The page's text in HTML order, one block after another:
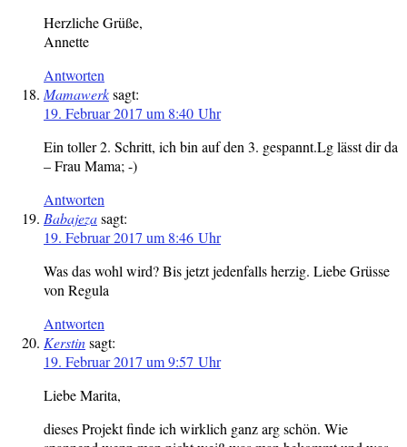
Herzliche Grüße,
Annette
Antworten
Mamawerksagt:
19. Februar 2017 um 8:40 Uhr
Ein toller 2. Schritt, ich bin auf den 3. gespannt.Lg lässt dir da
– Frau Mama; -)
Antworten
Babajezasagt:
19. Februar 2017 um 8:46 Uhr
Was das wohl wird? Bis jetzt jedenfalls herzig. Liebe Grüsse
von Regula
Antworten
Kerstinsagt:
19. Februar 2017 um 9:57 Uhr
Liebe Marita,
dieses Projekt finde ich wirklich ganz arg schön. Wie